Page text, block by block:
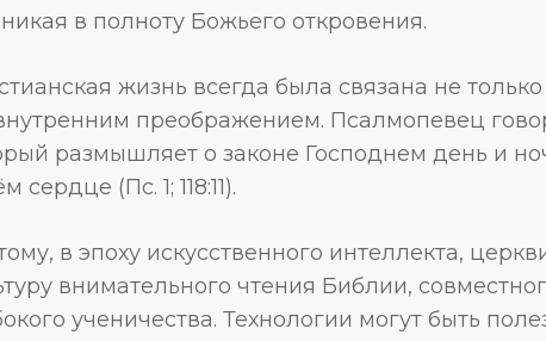
в полноту Божьего откровения.
жизнь всегда была связана не
преображением. Псалмопевец
размышляет о законе Господнем день и
сердце (Пс. 1; 118:11).
в эпоху искусственного интеллекта,
внимательного чтения Библии,
ученичества. Технологии могут быть